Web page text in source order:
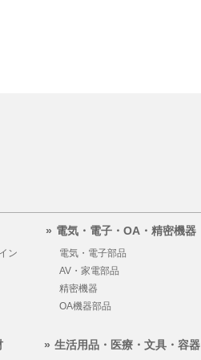
ン
電気・電子・OA・精密機器
電気・電子部品
AV・家電部品
精密機器
OA機器部品
生活用品・医療・文具・容器